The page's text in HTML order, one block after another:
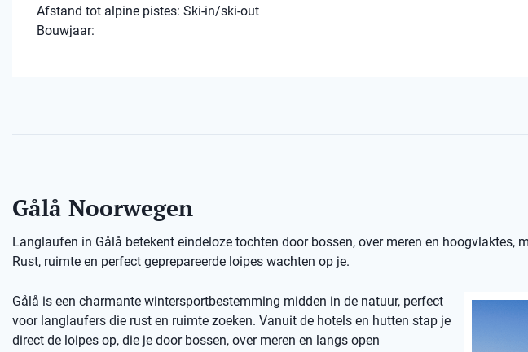
Afstand tot alpine pistes: Ski-in/ski-out
Bouwjaar:
Gålå Noorwegen
Langlaufen in Gålå betekent eindeloze tochten door bossen, over meren en hoogvlaktes,
Rust, ruimte en perfect geprepareerde loipes wachten op je.
Gålå is een charmante wintersportbestemming midden in de natuur, perfect
voor langlaufers die rust en ruimte zoeken. Vanuit de hotels en hutten stap je
direct de loipes op, die je door bossen, over meren en langs open